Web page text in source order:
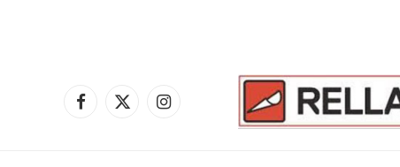
Facebook
X
Instagram